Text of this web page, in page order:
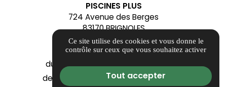
PISCINES PLUS
724 Avenue des Berges
83170 BRIGNOLES
contact@alliancepiscinesplus.fr
04 84 88 54 93
du Mardi au Samedi - Fermé le Lundi
de 09h00 à 12h00 et de 14h00 à 18h00
Ce site utilise des cookies et vous donne le
contrôle sur ceux que vous souhaitez activer
Tout accepter